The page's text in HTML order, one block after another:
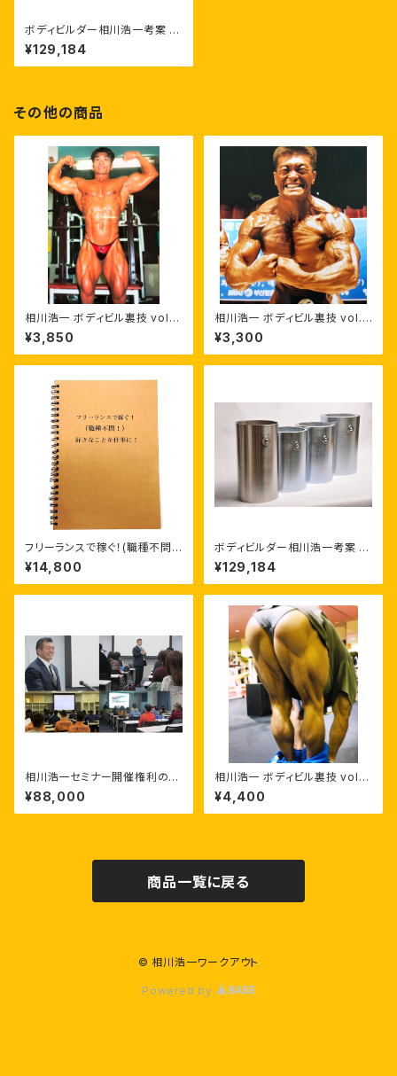
ボディビルダー相川浩一考案 【
スーツダンベル 】【 18kg（2本1
組）】ウェイトトレーニング ウエ
イトトレーニング 筋トレ ボディ
6441号
¥129,184
その他の商品
相川浩一 ボディビル裏技 vol.3
「下半身（脚）フロントの仕上が
り弱点対策」
¥3,850
相川浩一 ボディビル裏技 vol.1
「上半身フロント（胸･腹）の仕上
がり弱点対策」
¥3,300
フリーランスで稼ぐ！(職種不問！)
好きなことを仕事に！
¥14,800
ボディビルダー相川浩一考案 【
スーツダンベル 】【 18kg（2本1
組）】ウェイトトレーニング ウエ
イトトレーニング 筋トレ ボディ
ク アスリート 特許取得 第762
6441号
¥129,184
相川浩一セミナー開催権利の販
売（東京･神奈川･埼玉･千葉）
¥88,000
相川浩一 ボディビル裏技 vol.4
「下半身（脚）バックの仕上がり
弱点対策」
¥4,400
商品一覧に戻る
© 相川浩一ワークアウト
Powered by